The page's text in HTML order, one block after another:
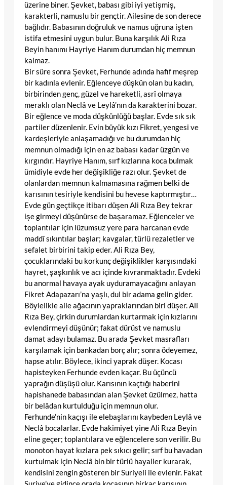
üzerine biner. Şevket, babası gibi iyi yetişmiş,
karakterli, namuslu bir gençtir. Ailesine de son derece
bağlıdır. Babasının doğruluk ve namus uğruna işten
istifa etmesini uygun bulur. Buna karşılık Ali Rıza
Beyin hanımı Hayriye Hanım durumdan hiç memnun
kalmaz.
Bir süre sonra Şevket, Ferhunde adında hafif meşrep
bir kadınla evlenir. Eğlenceye düşkün olan bu kadın,
birbirinden genç, güzel ve hareketli, asrî olmaya
meraklı olan Neclâ ve Leylâ’nın da karakterini bozar.
Bir eğlence ve moda düşkünlüğü başlar. Evde sık sık
partiler düzenlenir. Evin büyük kızı Fikret, yengesi ve
kardeşleriyle anlaşamadığı ve bu durumdan hiç
memnun olmadığı için en az babası kadar üzgün ve
kırgındır. Hayriye Hanım, sırf kızlarına koca bulmak
ümidiyle evde her değişikliğe razı olur. Şevket de
olanlardan memnun kalmamasına rağmen belki de
karısının tesiriyle kendisini bu hevese kaptırmıştır…
Evde gün geçtikçe itibarı düşen Ali Rıza Bey tekrar
işe girmeyi düşünürse de başaramaz. Eğlenceler ve
toplantılar için lüzumsuz yere para harcanan evde
maddî sıkıntılar başlar; kavgalar, türlü rezaletler ve
sefalet birbirini takip eder. Ali Rıza Bey,
çocuklarındaki bu korkunç değişiklikler karşısındaki
hayret, şaşkınlık ve acı içinde kıvranmaktadır. Evdeki
bu anormal havaya ayak uyduramayacağını anlayan
Fikret Adapazarı’na yaşlı, dul bir adama gelin gider.
Böylelikle aile ağacının yapraklarından biri düşer. Ali
Rıza Bey, çirkin durumlardan kurtarmak için kızlarını
evlendirmeyi düşünür; fakat dürüst ve namuslu
damat adayı bulamaz. Bu arada Şevket masrafları
karşılamak için bankadan borç alır; sonra ödeyemez,
hapse atılır. Böylece, ikinci yaprak düşer. Kocası
hapisteyken Ferhunde evden kaçar. Bu üçüncü
yaprağın düşüşü olur. Karısının kaçtığı haberini
hapishanede babasından alan Şevket üzülmez, hatta
bir belâdan kurtulduğu için memnun olur.
Ferhunde’nin kaçışı ile elebaşlarını kaybeden Leylâ ve
Neclâ bocalarlar. Evde hakimiyet yine Ali Rıza Beyin
eline geçer; toplantılara ve eğlencelere son verilir. Bu
monoton hayat kızlara pek sıkıcı gelir; sırf bu havadan
kurtulmak için Neclâ bin bir türlü hayaller kurarak,
kendisini zengin gösteren bir Suriyeli ile evlenir. Fakat